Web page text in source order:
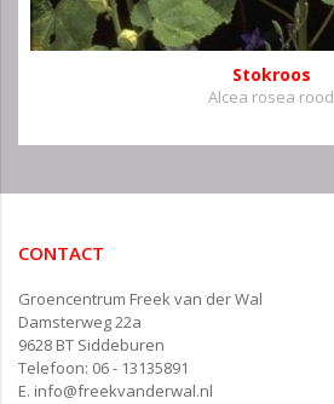
Stokroos
Alcea rosea rood
CONTACT
Groencentrum Freek van der Wal
Damsterweg 22a
9628 BT Siddeburen
Telefoon: 06 - 13135891
E. info@freekvanderwal.nl